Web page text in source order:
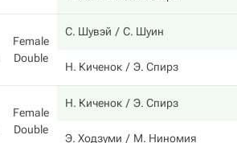
Female
Double
С. Шувэй С. Шуин
Н. Киченок Э. Спирз
Female
Double
Н. Киченок Э. Спирз
Э. Ходзуми М. Ниномия